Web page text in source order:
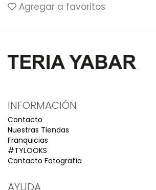
Agregar a favoritos
INFORMACIÓN
Contacto
Nuestras Tiendas
Franquicias
#TYLOOKS
Contacto Fotografía
AYUDA